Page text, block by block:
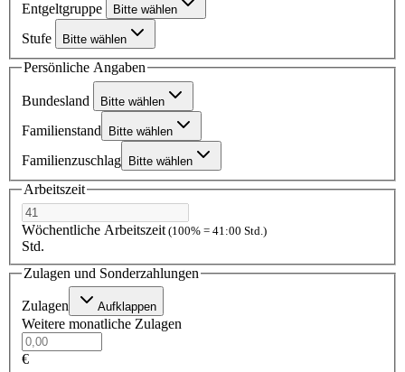
Entgeltgruppe Bitte wählen
Stufe Bitte wählen
Persönliche Angaben
Bundesland Bitte wählen
Familienstand Bitte wählen
Familienzuschlag Bitte wählen
Arbeitszeit
Wöchentliche Arbeitszeit (100% = 41:00 Std.)
Std.
Zulagen und Sonderzahlungen
Zulagen Aufklappen
Weitere monatliche Zulagen
€